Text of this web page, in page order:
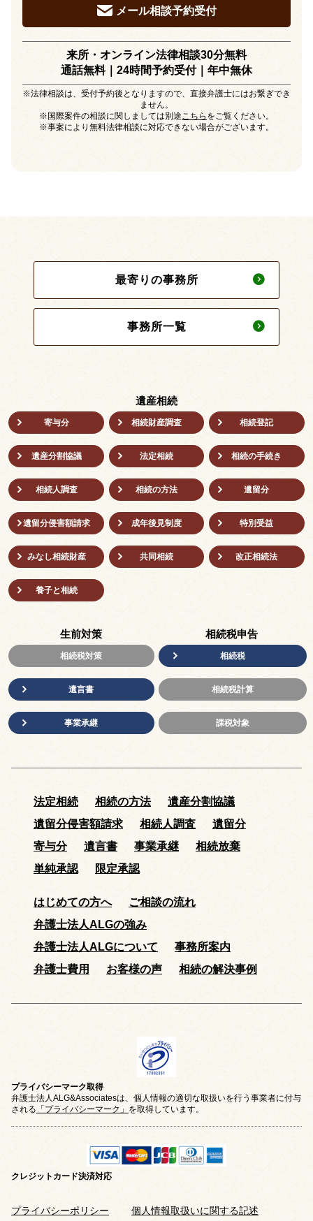
メール相談予約受付
来所・オンライン法律相談30分無料
通話無料｜24時間予約受付｜年中無休
※法律相談は、受付予約後となりますので、直接弁護士にはお繋ぎでき
ません。
※国際案件の相談に関しましては別途こちら をご覧ください。
※事案により無料法律相談に対応できない場合がございます。
最寄りの事務所
事務所一覧
遺産相続
寄与分 相続財産調査 相続登記
遺産分割協議 法定相続 相続の⼿続き
相続人調査 相続の方法 遺留分
遺留分侵害額請求 成年後⾒制度 特別受益
みなし相続財産 共同相続 改正相続法
養子と相続
生前対策
相続税対策
遺言書
事業承継
相続税申告
相続税
相続税計算
課税対象
法定相続 相続の方法
遺産分割協議
遺留分侵害額請求
相続人調査
遺留分
寄与分
遺言書 事業承継
相続放棄
単純承認
限定承認
はじめての方へ
ご相談の流れ
弁護士法人ALGの強み
弁護士法人ALGについて
事務所案内
弁護士費用
お客様の声 相続の解決事例
プライバシーマーク取得
弁護士法人ALG&Associatesは、個人情報の適切な取扱いを行う事業者に付与
される 「プライバシーマーク」 を取得しています。
クレジットカード決済対応
プライバシーポリシー 個人情報取扱いに関する記述